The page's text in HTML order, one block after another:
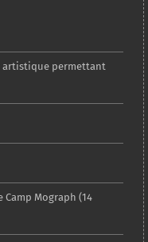
artistique permettant
Mograph (14